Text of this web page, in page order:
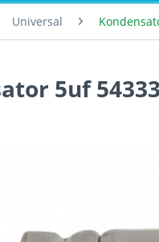
Universal
5uf